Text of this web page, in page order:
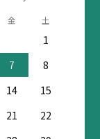
金 土
1
7
8
14
15
21
22